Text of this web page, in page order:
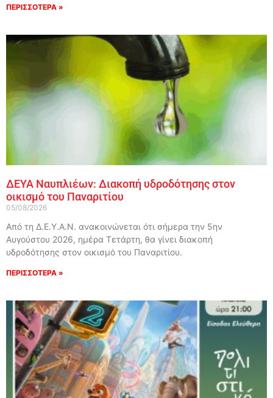
ΠΕΡΙΣΣΟΤΕΡΑ »
ΔΕΥΑ Ναυπλιέων: Διακοπή υδροδότησης στον
οικισμό του Παναριτίου
05/08/2026
Από τη Δ.Ε.Υ.Α.Ν. ανακοινώνεται ότι σήμερα την 5ην
Αυγούστου 2026, ημέρα Τετάρτη, θα γίνει διακοπή
υδροδότησης στον οικισμό του Παναριτίου.
ΠΕΡΙΣΣΟΤΕΡΑ »